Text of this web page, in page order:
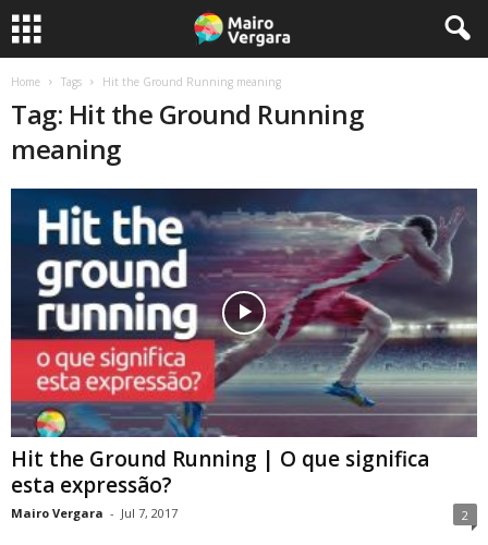
Home Tags Hit the Ground Running meaning
Tag: Hit the Ground Running
meaning
Hit the Ground Running | O que significa
esta expressão?
Mairo Vergara - Jul 7, 2017 2